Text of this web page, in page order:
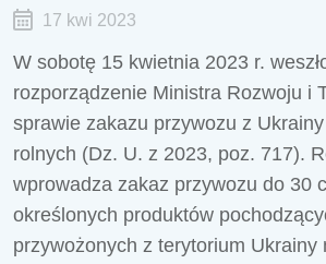
17 kwi 2023
W sobotę 15 kwietnia 2023 r.
rozporządzenie Ministra Rozwoju i
sprawie zakazu przywozu z
rolnych (Dz. U. z 2023, poz. 717).
wprowadza zakaz przywozu do 30
określonych produktów
przywożonych z terytorium Ukrainy